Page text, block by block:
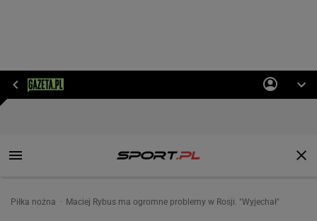
Piłka nożna Maciej Rybus ma ogromne problemy w Rosji. "Wyjechał"